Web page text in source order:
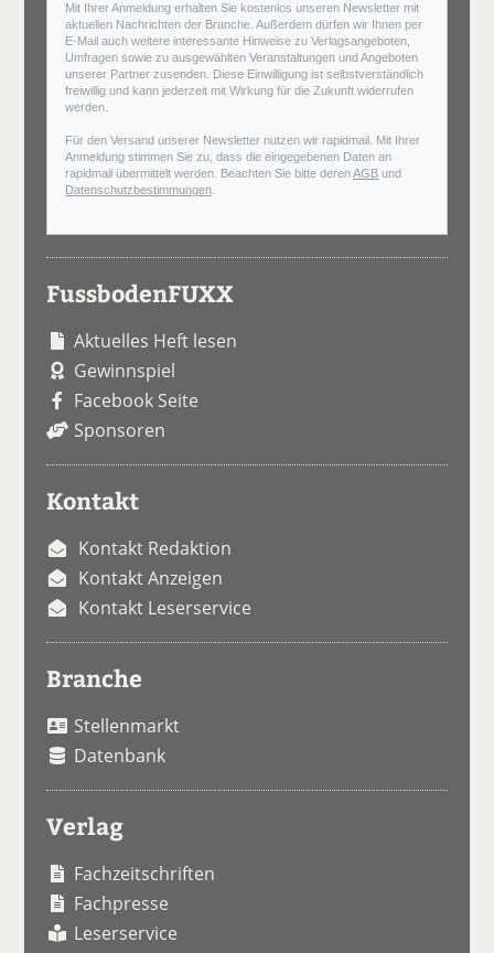
Mit Ihrer Anmeldung erhalten Sie kostenlos unseren Newsletter mit
aktuellen Nachrichten der Branche. Außerdem dürfen wir Ihnen per
E-Mail auch weitere interessante Hinweise zu Verlagsangeboten,
Umfragen sowie zu ausgewählten Veranstaltungen und Angeboten
unserer Partner zusenden. Diese Einwilligung ist selbstverständlich
freiwillig und kann jederzeit mit Wirkung für die Zukunft widerrufen
werden.
Für den Versand unserer Newsletter nutzen wir rapidmail. Mit Ihrer
Anmeldung stimmen Sie zu, dass die eingegebenen Daten an
rapidmail übermittelt werden. Beachten Sie bitte derenAGB und
Datenschutzbestimmungen
FussbodenFUXX
Aktuelles Heft lesen
Gewinnspiel
Facebook Seite
Sponsoren
Kontakt
Kontakt Redaktion
Kontakt Anzeigen
Kontakt Leserservice
Branche
Stellenmarkt
Datenbank
Verlag
Fachzeitschriften
Fachpresse
Leserservice